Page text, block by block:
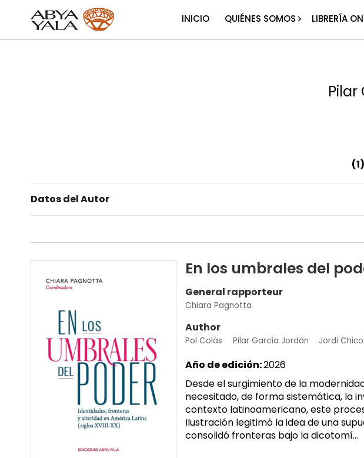
INICIO QUIÉNES SOMOS LIBRERÍA
(1)
Datos del Autor
En los umbrales del
General rapporteur
Chiara Pagnotta
Author
Pol Colàs Pilar García Jordán Jordi
Año de edición:2026
Desde el surgimiento de la
necesitado, de forma sistemática, la
contexto latinoamericano, este
Ilustración legitimó la idea de una
consolidó fronteras bajo la dicotomí...